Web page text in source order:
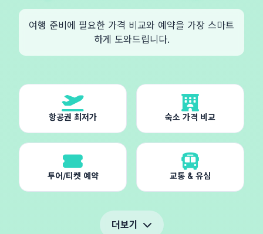
여행 준비에 필요한 가격 비교와 예약을 가장 스마트
하게 도와드립니다.
항공권 최저가 숙소 가격 비교
투어/티켓 예약 교통 & 유심
더보기